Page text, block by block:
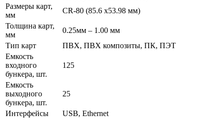
Размеры карт,
мм
CR-80 (85.6 x53.98 мм)
Толщина карт,
мм
0.25мм – 1.00 мм
Тип карт
ПВХ, ПВХ композиты, ПК, ПЭТ
Емкость
входного
бункера, шт.
125
Емкость
выходного
бункера, шт.
25
Интерфейсы
USB, Ethernet